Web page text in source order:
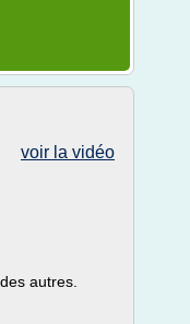
voir la vidéo
autres.